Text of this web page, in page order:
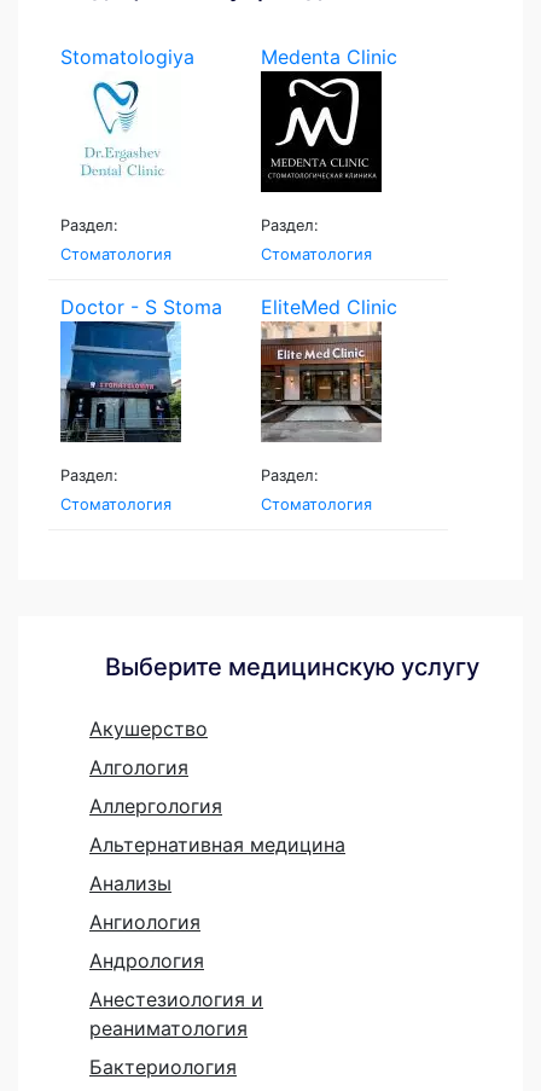
Stomatologiya
Ergashev
Раздел:
Стоматология
Medenta Clinic
Раздел:
Стоматология
Doctor - S Stoma
Servic
Раздел:
Стоматология
EliteMed Clinic
Раздел:
Стоматология
Выберите медицинскую услугу
Акушерство
Алгология
Аллергология
Альтернативная медицина
Анализы
Ангиология
Андрология
Анестезиология и
реаниматология
Бактериология